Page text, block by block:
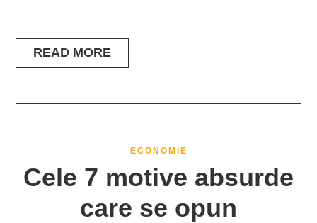
READ MORE
ECONOMIE
Cele 7 motive absurde
care se opun